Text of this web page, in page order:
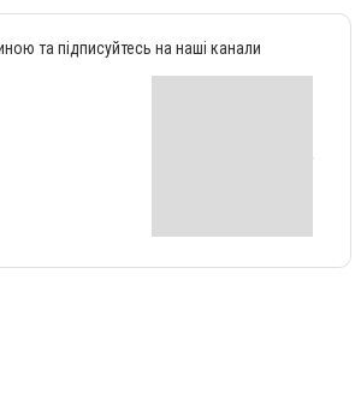
та підписуйтесь на наші канали